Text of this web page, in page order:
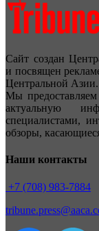
Сайт создан
и посвящен
Центральной Азии.
Мы
актуальную
специалистами,
обзоры,
Наши контакты
+7 (708) 983-7884